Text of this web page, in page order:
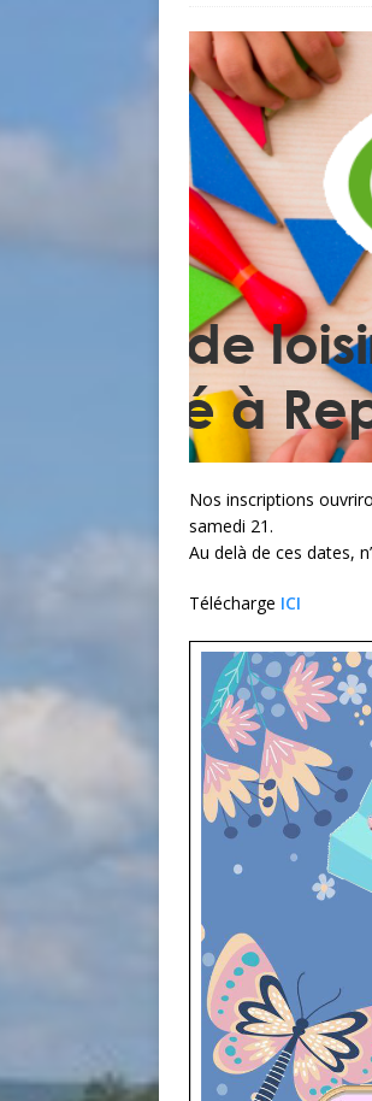
Nos inscriptions
samedi 21.
Au delà de ces dates,
Télécharge ICI